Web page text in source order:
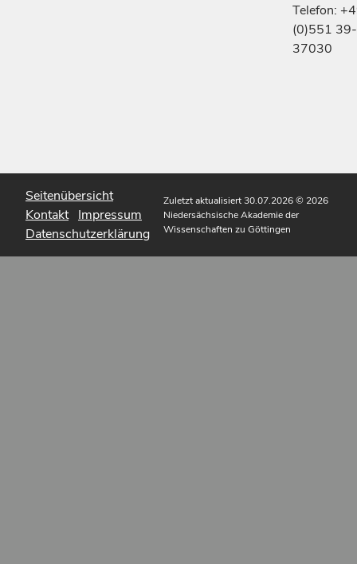
Telefon:
(0)551 39-
37030
Seitenübersicht
Kontakt Impressum
Datenschutzerklärung
Zuletzt aktualisiert 30.07.2026© 2026
Niedersächsische Akademie der
Wissenschaften zu Göttingen